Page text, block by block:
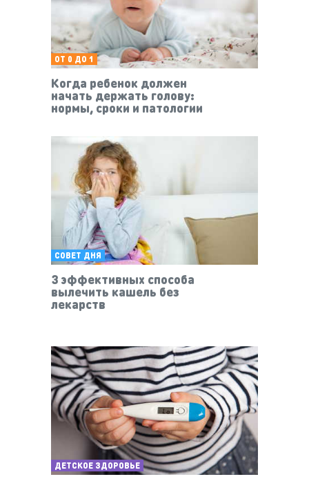
ОТ 0 ДО 1
Когда ребенок должен
начать держать голову:
нормы, сроки и патологии
СОВЕТ ДНЯ
3 эффективных способа
вылечить кашель без
лекарств
ДЕТСКОЕ ЗДОРОВЬЕ